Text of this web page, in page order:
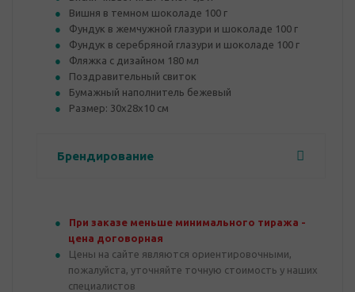
Вишня в темном шоколаде 100 г
Фундук в жемчужной глазури и шоколаде 100 г
Фундук в серебряной глазури и шоколаде 100 г
Фляжка с дизайном 180 мл
Поздравительный свиток
Бумажный наполнитель бежевый
Размер: 30х28х10 см
Брендирование
При заказе меньше минимального тиража -
цена договорная
Цены на сайте являются ориентировочными,
пожалуйста, уточняйте точную стоимость у наших
специалистов